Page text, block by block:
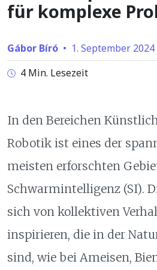
für komplexe
Gábor Bíró • 1. September 2024
4 Min. Lesezeit
In den Bereichen
Robotik ist eines der
meisten erforschten
Schwarmintelligenz (SI).
sich von kollektiven
inspirieren, die in der
sind, wie bei Ameisen,